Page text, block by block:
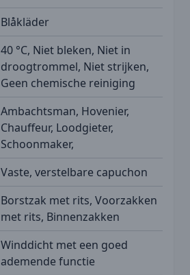
Blåkläder
40 °C, Niet bleken, Niet in
droogtrommel, Niet strijken,
Geen chemische reiniging
Ambachtsman, Hovenier,
Chauffeur, Loodgieter,
Schoonmaker,
Vaste, verstelbare capuchon
Borstzak met rits, Voorzakken
met rits, Binnenzakken
Winddicht met een goed
ademende functie